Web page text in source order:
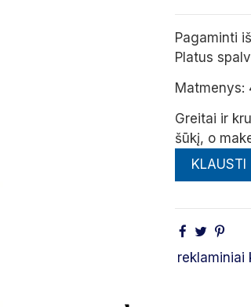
Pagaminti
Platus
Greitai ir
šūkį, o
KLAUSTI
reklaminiai